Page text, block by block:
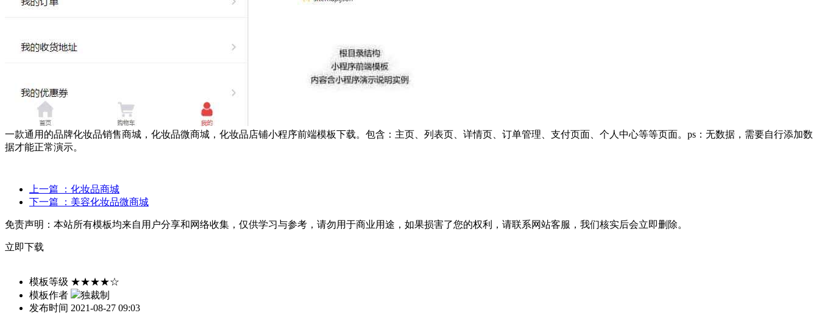
一款通用的品牌化妆品销售商城，化妆品微商城，化妆品店铺小程序前端模板下载。包含：主页、列表页、详情页、订单管理、支付页面、个人中心等等页面。ps：无数据，需要自行添加数
据才能正常演示。
上一篇
：化妆品商城
下一篇
：美容化妆品微商城
免责声明： 本站所有模板均来自用户分享和网络收集，仅供学习与参考，请勿用于商业用途，如果损害了您的权利，请联系网站客服，我们核实后会立即删除。
立即下载
模板等级 ★★★★☆
模板作者
独裁制
发布时间 2021-08-27 09:03